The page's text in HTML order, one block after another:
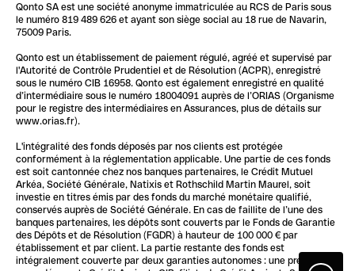
Glossaire finance
Qonto SA est une société anonyme immatriculée au RCS de Paris sous
le numéro 819 489 626 et ayant son siège social au 18 rue de Navarin,
75009 Paris.
Qonto est un établissement de paiement régulé, agréé et supervisé par
l'Autorité de Contrôle Prudentiel et de Résolution (ACPR), enregistré
sous le numéro CIB 16958. Qonto est également enregistré en qualité
d’intermédiaire sous le numéro 18004091 auprès de l’ORIAS (Organisme
pour le registre des intermédiaires en Assurances, plus de détails sur
www.orias.fr).
L'intégralité des fonds déposés par nos clients est protégée
conformément à la réglementation applicable. Une partie de ces fonds
est soit cantonnée chez nos banques partenaires, le Crédit Mutuel
Arkéa, Société Générale, Natixis et Rothschild Martin Maurel, soit
investie en titres émis par des fonds du marché monétaire qualifié,
conservés auprès de Société Générale. En cas de faillite de l’une des
banques partenaires, les dépôts sont couverts par le Fonds de Garantie
des Dépôts et de Résolution (FGDR) à hauteur de 100 000 € par
établissement et par client. La partie restante des fonds est
intégralement couverte par deux garanties autonomes : une première